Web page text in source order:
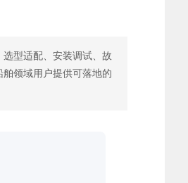
型适配、安装调试、故
领域用户提供可落地的